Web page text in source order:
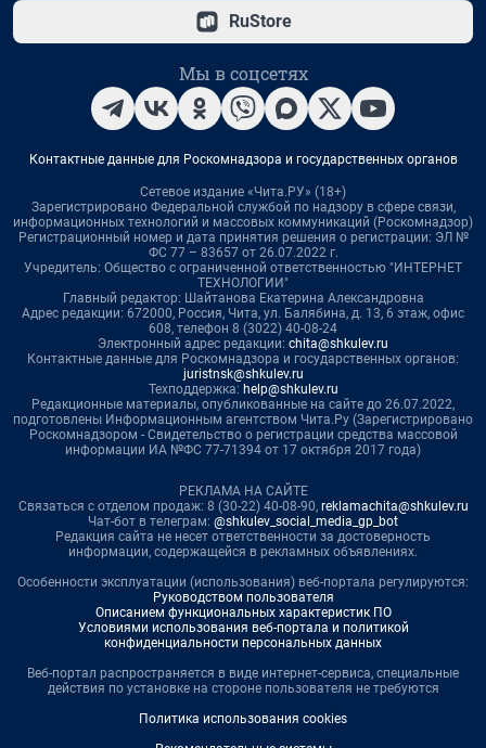
RuStore
Мы в соцсетях
Контактные данные для Роскомнадзора и государственных органов
Сетевое издание «Чита.РУ» (18+)
Зарегистрировано Федеральной службой по надзору в сфере связи,
информационных технологий и массовых коммуникаций (Роскомнадзор)
Регистрационный номер и дата принятия решения о регистрации: ЭЛ №
ФС 77 – 83657 от 26.07.2022 г.
Учредитель: Общество с ограниченной ответственностью "ИНТЕРНЕТ
ТЕХНОЛОГИИ"
Главный редактор: Шайтанова Екатерина Александровна
Адрес редакции: 672000, Россия, Чита, ул. Балябина, д. 13, 6 этаж, офис
608, телефон 8 (3022) 40-08-24
Электронный адрес редакции: chita@shkulev.ru
Контактные данные для Роскомнадзора и государственных органов:
juristnsk@shkulev.ru
Техподдержка: help@shkulev.ru
Редакционные материалы, опубликованные на сайте до 26.07.2022,
подготовлены Информационным агентством Чита.Ру (Зарегистрировано
Роскомнадзором - Свидетельство о регистрации средства массовой
информации ИА №ФС 77-71394 от 17 октября 2017 года)
РЕКЛАМА НА САЙТЕ
Связаться с отделом продаж: 8 (30-22) 40-08-90, reklamachita@shkulev.ru
Чат-бот в телеграм: @shkulev_social_media_gp_bot
Редакция сайта не несет ответственности за достоверность
информации, содержащейся в рекламных объявлениях.
Особенности эксплуатации (использования) веб-портала регулируются:
Руководством пользователя
Описанием функциональных характеристик ПО
Условиями использования веб-портала и политикой
конфиденциальности персональных данных
Веб-портал распространяется в виде интернет-сервиса, специальные
действия по установке на стороне пользователя не требуются
Политика использования cookies